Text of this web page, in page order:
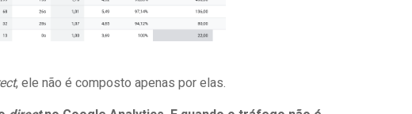
, ele não é composto apenas por elas.